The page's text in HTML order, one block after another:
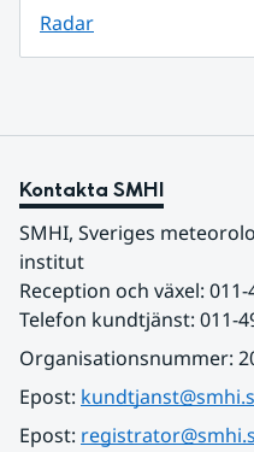
Radar
Kontakta SMHI
SMHI, Sveriges
institut
Reception och växel: 011-
Telefon kundtjänst: 011-
Organisationsnummer:
Epost:
Epost: